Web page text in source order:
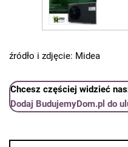
źródło i zdjęcie: Midea
Chcesz częściej widzieć
Dodaj BudujemyDom.pl do